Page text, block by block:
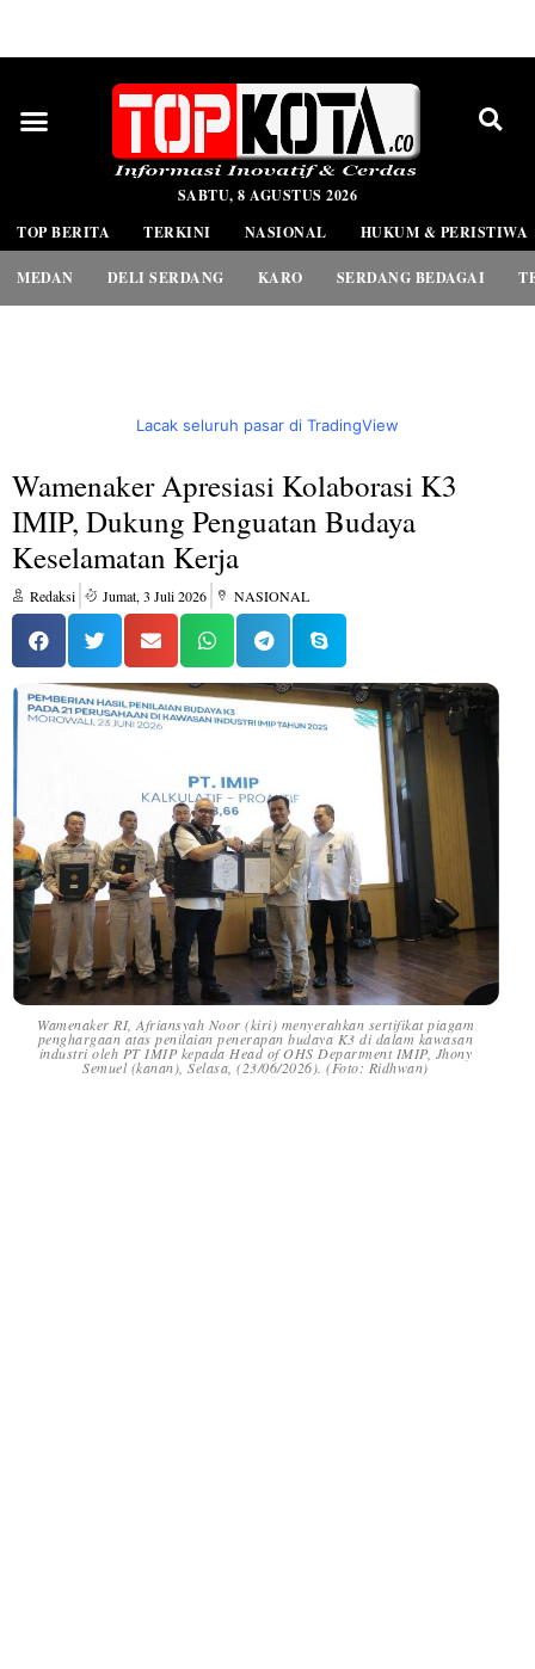
SABTU, 8 AGUSTUS 2026
TOP BERITA
TERKINI NASIONAL HUKUM & PERISTIWA
MEDAN DELI SERDANG KARO SERDANG BEDAGAI
Lacak seluruh pasar di TradingView
Wamenaker Apresiasi Kolaborasi K3
IMIP, Dukung Penguatan Budaya
Keselamatan Kerja
Redaksi Jumat, 3 Juli 2026 NASIONAL
Wamenaker RI, Afriansyah Noor (kiri) menyerahkan sertifikat piagam
penghargaan atas penilaian penerapan budaya K3 di dalam kawasan
industri oleh PT IMIP kepada Head of OHS Department IMIP, Jhony
Semuel (kanan), Selasa, (23/06/2026). (Foto: Ridhwan)